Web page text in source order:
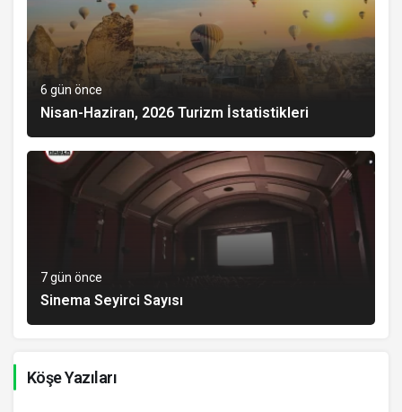
6 gün önce
Nisan-Haziran, 2026 Turizm İstatistikleri
7 gün önce
Sinema Seyirci Sayısı
Köşe Yazıları